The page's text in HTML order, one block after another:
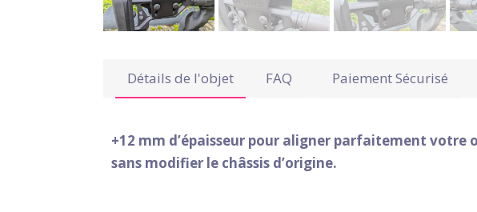
Détails de l'objet FAQ Paiement Sécurisé
+12 mm d’épaisseur pour aligner parfaitement votre
sans modifier le châssis d’origine.